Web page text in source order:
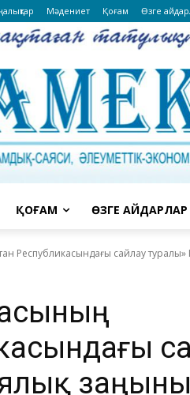
Мәдениет Қоғам Өзге
ҚОҒАМ ӨЗГЕ АЙДАРЛАР
Республикасындағы сайлау